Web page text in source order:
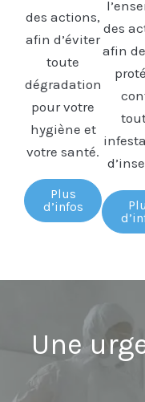
des actions,
afin d’éviter
toute
dégradation
pour votre
hygiène et
votre santé.
Plus
d’infos
des
afin
Une